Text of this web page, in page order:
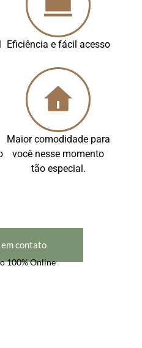
Eficiência e fácil acesso
Maior comodidade para
você nesse momento
tão especial.
contato
100% Online